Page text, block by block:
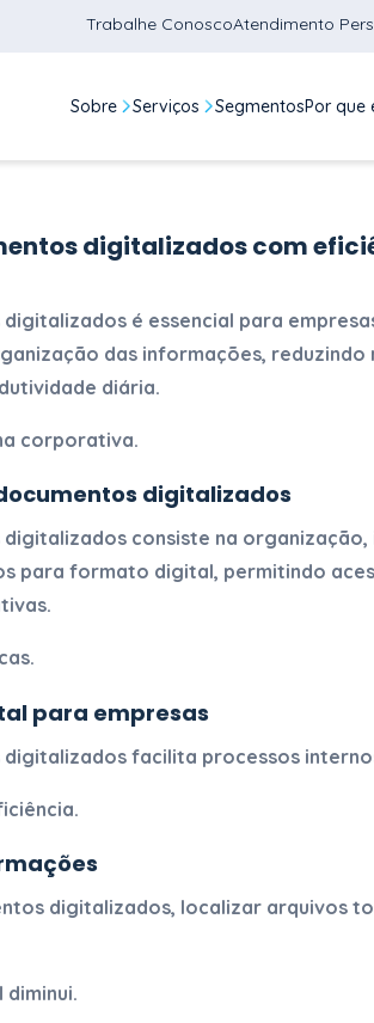
Trabalhe ConoscoAtendimento
Sobre Serviços SegmentosPor que
digitalizados com
digitalizados é essencial para
das informações, reduzindo
diária.
corporativa.
digitalizados
digitalizados consiste na organização,
para formato digital, permitindo
para empresas
digitalizadosfacilita processos
digitalizados, localizar arquivos